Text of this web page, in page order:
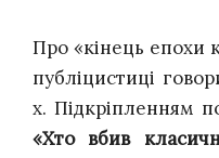
Про «кінець епохи
публіцистиці
х. Підкріпленням
«Хто вбив